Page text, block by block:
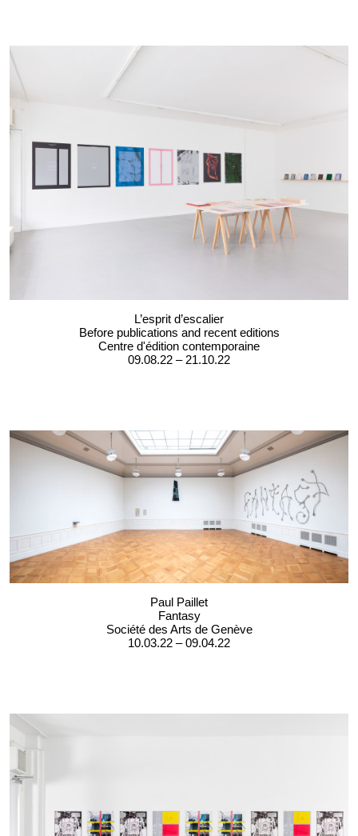
L’esprit d’escalier
Before publications and recent editions
Centre d'édition contemporaine
09.08.22 – 21.10.22
Paul Paillet
Fantasy
Société des Arts de Genève
10.03.22 – 09.04.22